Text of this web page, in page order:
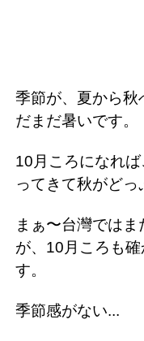
季節が、夏から秋
だまだ暑いです。
10月ころになれ
ってきて秋がどっ
まぁ〜台灣では
が、10月ころも
す。
季節感がない...